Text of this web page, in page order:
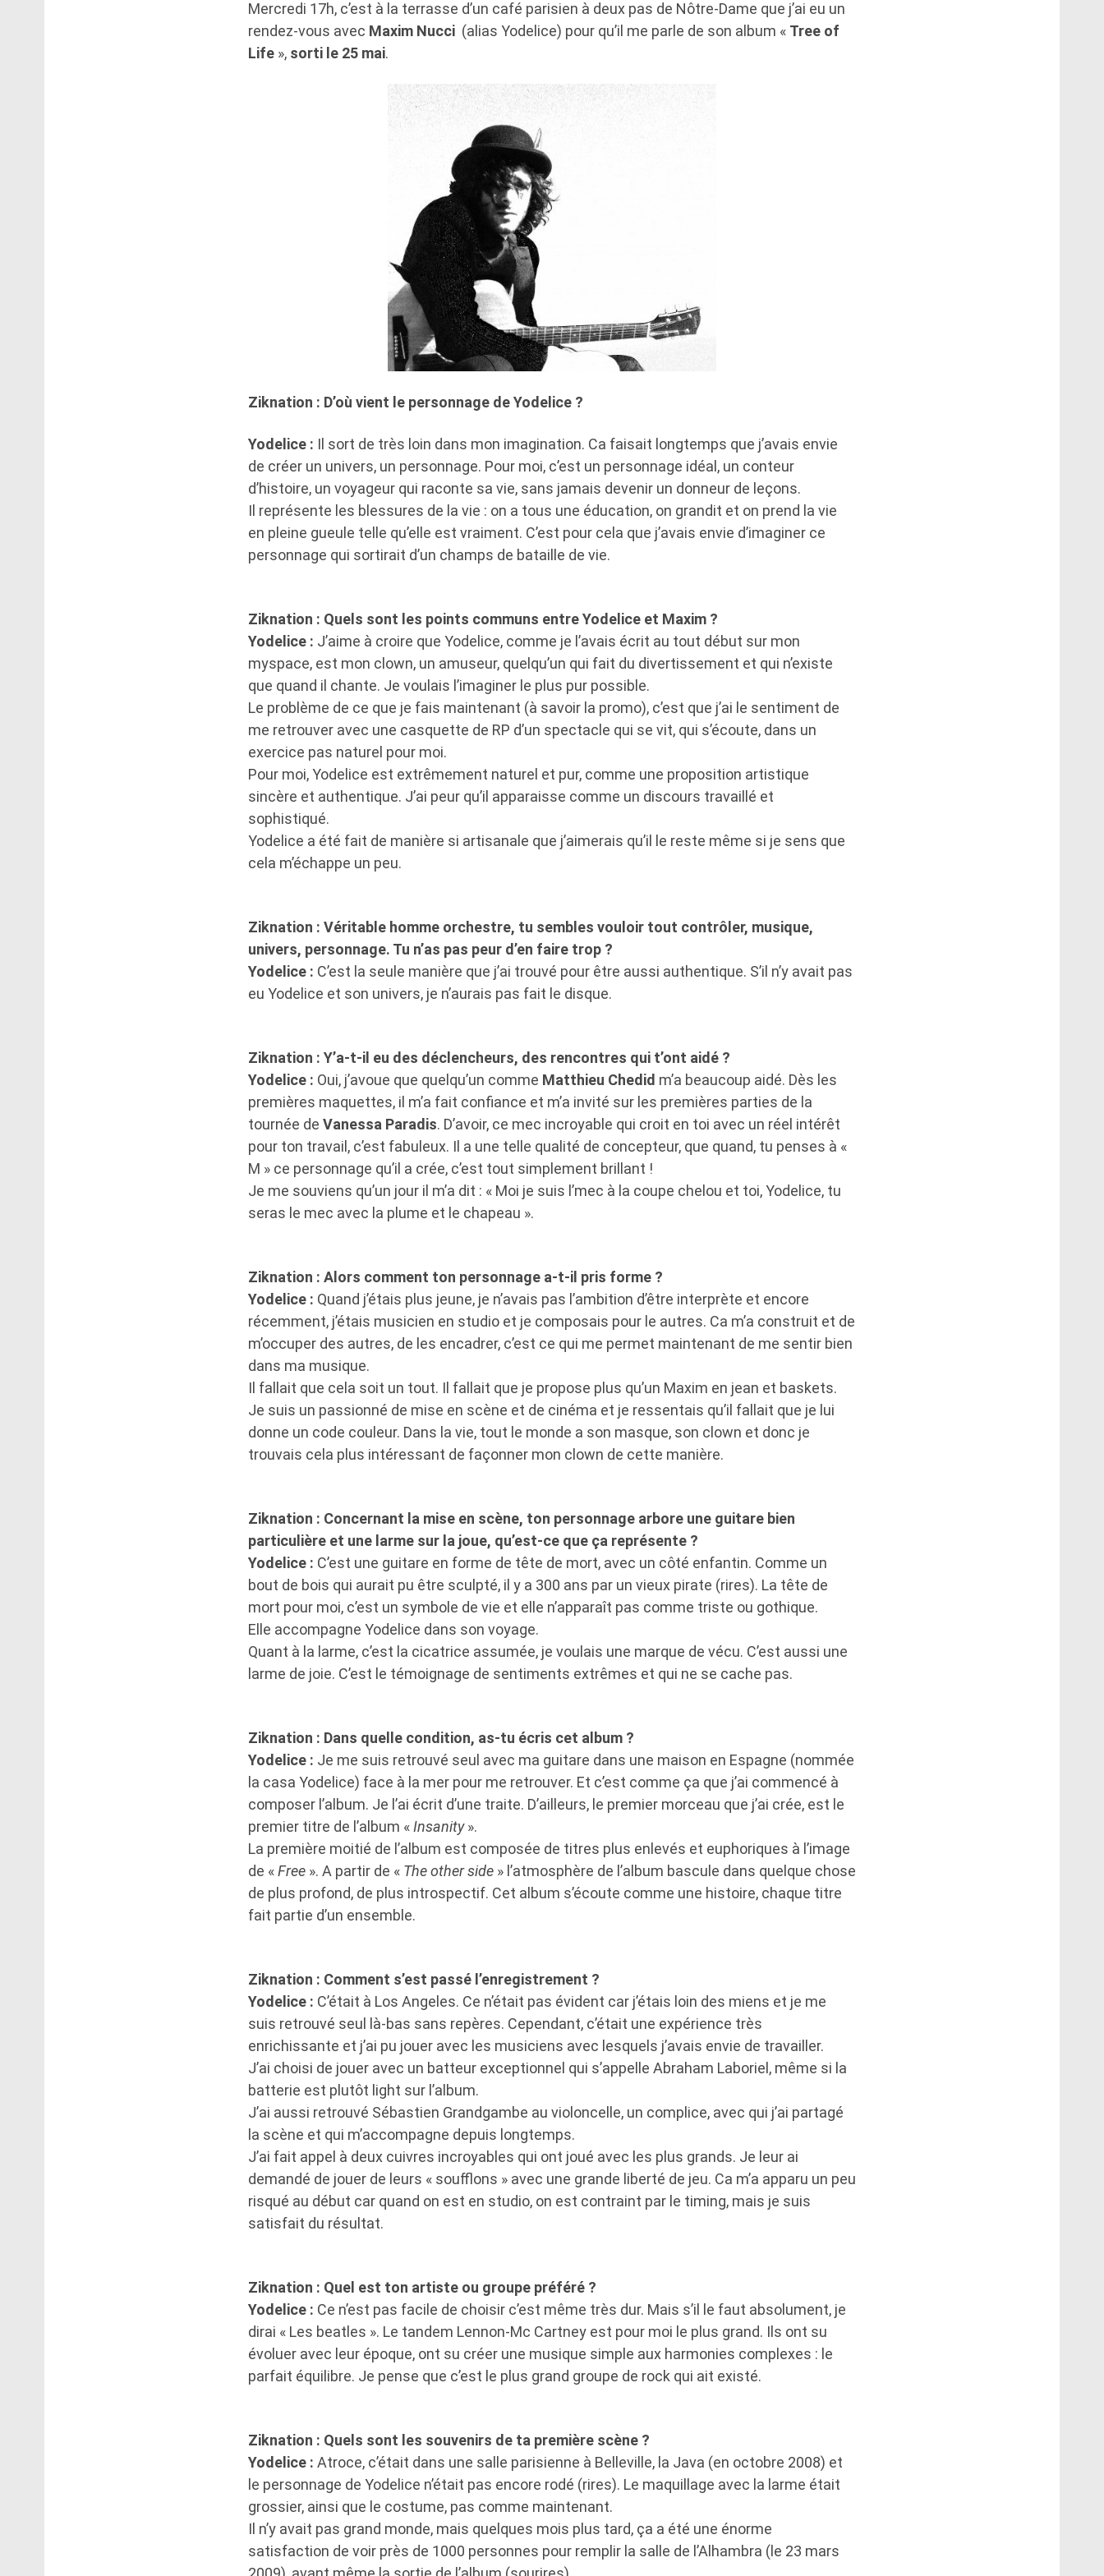
Mercredi 17h, c’est à la terrasse d’un café parisien à deux pas de Nôtre-Dame que j’ai eu un
rendez-vous avec Maxim Nucci (alias Yodelice) pour qu’il me parle de son album « Tree of
Life », sorti le 25 mai.
Ziknation : D’où vient le personnage de Yodelice ?
Yodelice : Il sort de très loin dans mon imagination. Ca faisait longtemps que j’avais envie
de créer un univers, un personnage. Pour moi, c’est un personnage idéal, un conteur
d’histoire, un voyageur qui raconte sa vie, sans jamais devenir un donneur de leçons.
Il représente les blessures de la vie : on a tous une éducation, on grandit et on prend la vie
en pleine gueule telle qu’elle est vraiment. C’est pour cela que j’avais envie d’imaginer ce
personnage qui sortirait d’un champs de bataille de vie.
Ziknation : Quels sont les points communs entre Yodelice et Maxim ?
Yodelice : J’aime à croire que Yodelice, comme je l’avais écrit au tout début sur mon
myspace, est mon clown, un amuseur, quelqu’un qui fait du divertissement et qui n’existe
que quand il chante. Je voulais l’imaginer le plus pur possible.
Le problème de ce que je fais maintenant (à savoir la promo), c’est que j’ai le sentiment de
me retrouver avec une casquette de RP d’un spectacle qui se vit, qui s’écoute, dans un
exercice pas naturel pour moi.
Pour moi, Yodelice est extrêmement naturel et pur, comme une proposition artistique
sincère et authentique. J’ai peur qu’il apparaisse comme un discours travaillé et
sophistiqué.
Yodelice a été fait de manière si artisanale que j’aimerais qu’il le reste même si je sens que
cela m’échappe un peu.
Ziknation : Véritable homme orchestre, tu sembles vouloir tout contrôler, musique,
univers, personnage. Tu n’as pas peur d’en faire trop ?
Yodelice : C’est la seule manière que j’ai trouvé pour être aussi authentique. S’il n’y avait pas
eu Yodelice et son univers, je n’aurais pas fait le disque.
Ziknation : Y’a-t-il eu des déclencheurs, des rencontres qui t’ont aidé ?
Yodelice : Oui, j’avoue que quelqu’un comme Matthieu Chedid m’a beaucoup aidé. Dès les
premières maquettes, il m’a fait confiance et m’a invité sur les premières parties de la
tournée de Vanessa Paradis. D’avoir, ce mec incroyable qui croit en toi avec un réel intérêt
pour ton travail, c’est fabuleux. Il a une telle qualité de concepteur, que quand, tu penses à «
M » ce personnage qu’il a crée, c’est tout simplement brillant !
Je me souviens qu’un jour il m’a dit : « Moi je suis l’mec à la coupe chelou et toi, Yodelice, tu
seras le mec avec la plume et le chapeau ».
Ziknation : Alors comment ton personnage a-t-il pris forme ?
Yodelice : Quand j’étais plus jeune, je n’avais pas l’ambition d’être interprète et encore
récemment, j’étais musicien en studio et je composais pour le autres. Ca m’a construit et de
m’occuper des autres, de les encadrer, c’est ce qui me permet maintenant de me sentir bien
dans ma musique.
Il fallait que cela soit un tout. Il fallait que je propose plus qu’un Maxim en jean et baskets.
Je suis un passionné de mise en scène et de cinéma et je ressentais qu’il fallait que je lui
donne un code couleur. Dans la vie, tout le monde a son masque, son clown et donc je
trouvais cela plus intéressant de façonner mon clown de cette manière.
Ziknation : Concernant la mise en scène, ton personnage arbore une guitare bien
particulière et une larme sur la joue, qu’est-ce que ça représente ?
Yodelice : C’est une guitare en forme de tête de mort, avec un côté enfantin. Comme un
bout de bois qui aurait pu être sculpté, il y a 300 ans par un vieux pirate (rires). La tête de
mort pour moi, c’est un symbole de vie et elle n’apparaît pas comme triste ou gothique.
Elle accompagne Yodelice dans son voyage.
Quant à la larme, c’est la cicatrice assumée, je voulais une marque de vécu. C’est aussi une
larme de joie. C’est le témoignage de sentiments extrêmes et qui ne se cache pas.
Ziknation : Dans quelle condition, as-tu écris cet album ?
Yodelice : Je me suis retrouvé seul avec ma guitare dans une maison en Espagne (nommée
la casa Yodelice) face à la mer pour me retrouver. Et c’est comme ça que j’ai commencé à
composer l’album. Je l’ai écrit d’une traite. D’ailleurs, le premier morceau que j’ai crée, est le
premier titre de l’album « Insanity».
La première moitié de l’album est composée de titres plus enlevés et euphoriques à l’image
de «Free ». A partir de « The other side » l’atmosphère de l’album bascule dans quelque chose
de plus profond, de plus introspectif. Cet album s’écoute comme une histoire, chaque titre
fait partie d’un ensemble.
Ziknation : Comment s’est passé l’enregistrement ?
Yodelice : C’était à Los Angeles. Ce n’était pas évident car j’étais loin des miens et je me
suis retrouvé seul là-bas sans repères. Cependant, c’était une expérience très
enrichissante et j’ai pu jouer avec les musiciens avec lesquels j’avais envie de travailler.
J’ai choisi de jouer avec un batteur exceptionnel qui s’appelle Abraham Laboriel, même si la
batterie est plutôt light sur l’album.
J’ai aussi retrouvé Sébastien Grandgambe au violoncelle, un complice, avec qui j’ai partagé
la scène et qui m’accompagne depuis longtemps.
J’ai fait appel à deux cuivres incroyables qui ont joué avec les plus grands. Je leur ai
demandé de jouer de leurs « soufflons » avec une grande liberté de jeu. Ca m’a apparu un peu
risqué au début car quand on est en studio, on est contraint par le timing, mais je suis
satisfait du résultat.
Ziknation : Quel est ton artiste ou groupe préféré ?
Yodelice : Ce n’est pas facile de choisir c’est même très dur. Mais s’il le faut absolument, je
dirai « Les beatles ». Le tandem Lennon-Mc Cartney est pour moi le plus grand. Ils ont su
évoluer avec leur époque, ont su créer une musique simple aux harmonies complexes : le
parfait équilibre. Je pense que c’est le plus grand groupe de rock qui ait existé.
Ziknation : Quels sont les souvenirs de ta première scène ?
Yodelice : Atroce, c’était dans une salle parisienne à Belleville, la Java (en octobre 2008) et
le personnage de Yodelice n’était pas encore rodé (rires). Le maquillage avec la larme était
grossier, ainsi que le costume, pas comme maintenant.
Il n’y avait pas grand monde, mais quelques mois plus tard, ça a été une énorme
satisfaction de voir près de 1000 personnes pour remplir la salle de l’Alhambra (le 23 mars